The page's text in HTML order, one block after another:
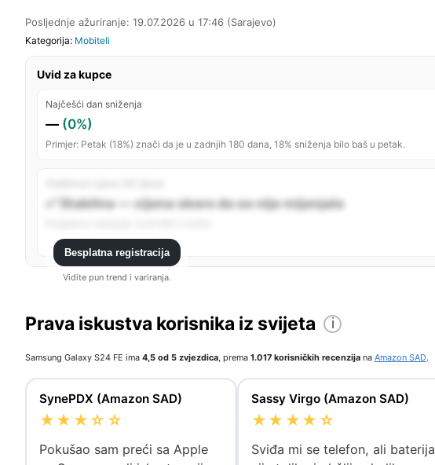
Posljednje ažuriranje: 19.07.2026 u 17:46 (Sarajevo)
Kategorija: Mobiteli
Uvid za kupce
Najčešći dan sniženja
— (0%)
Primjer: Petak (18%) znači da je u zadnjih 180 dana, 18% sniženja bilo baš u petak.
✅ Stabilna — cijena skoro da se nije mijenjala
Besplatna registracija
Vidite pun trend i variranja.
Prava iskustva korisnika iz svijeta i
Samsung Galaxy S24 FE ima 4,5 od 5 zvjezdica , prema 1.017 korisničkih recenzija na Amazon SAD.
SynePDX (Amazon SAD)
★★★☆☆
Pokušao sam preći sa Apple
Sassy Virgo (Amazon SAD)
★★★★☆
Sviđa mi se telefon, ali baterija